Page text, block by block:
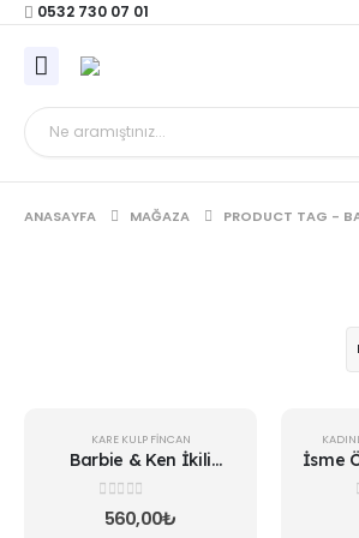
0532 730 07 01
ANASAYFA MAĞAZA PRODUCT TAG -
KARE KULP FINCAN
Barbie & Ken İkili
Fincan
05 üzerinden
560,00₺
İsme